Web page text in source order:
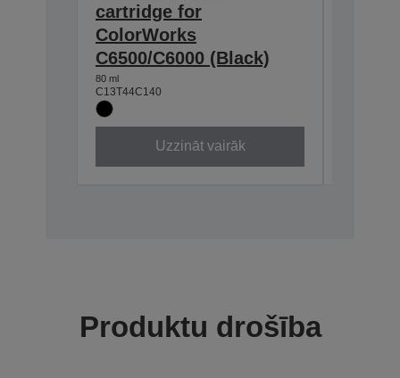
cartridge for
ColorWorks
C6500/C6000 (Black)
80 ml
C13T44C140
Uzzināt vairāk
Produktu drošība